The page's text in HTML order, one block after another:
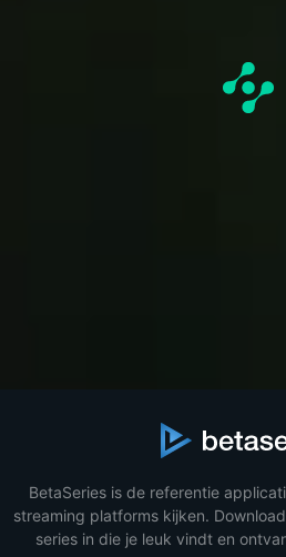
BetaSeries is de referentie
streaming platforms kijken.
series in die je leuk vindt en